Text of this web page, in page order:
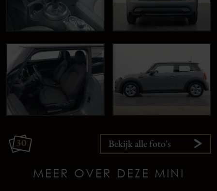
30 Bekijk alle foto's
MEER OVER DEZE MINI